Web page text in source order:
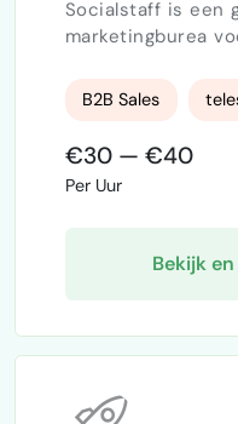
Socialstaff is een
marketingburea
content en social
expertise voor
zorgeloos kunnen
resultaat! Wij zoeken ervaren bellers die
B2B Sales
€30 — €40
Per Uur
Bekijk